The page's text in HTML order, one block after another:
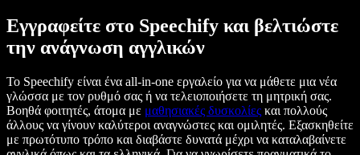
Εγγραφείτε στο Speechify και βελτιώστε
την ανάγνωση αγγλικών
Το Speechify είναι ένα all-in-one εργαλείο για να μάθετε μια νέα
γλώσσα με τον ρυθμό σας ή να τελειοποιήσετε τη μητρική σας.
Βοηθά φοιτητές, άτομα με μαθησιακές δυσκολίες και πολλούς
άλλους να γίνουν καλύτεροι αναγνώστες και ομιλητές. Εξασκηθείτε
με πρωτότυπο τρόπο και διαβάστε δυνατά μέχρι να καταλαβαίνετε